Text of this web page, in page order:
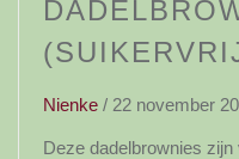
Nienke / 22 november
Deze dadelbrownies